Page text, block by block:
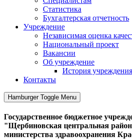
Статистика
Бухгалтерская отчетность
Учреждение
Независимая оценка
Национальный проект
Вакансии
Об учреждение
История учреждения
Контакты
Hamburger Toggle Menu
Государственное бюджетное
"Щербиновская центральная
министерства здравоохранения